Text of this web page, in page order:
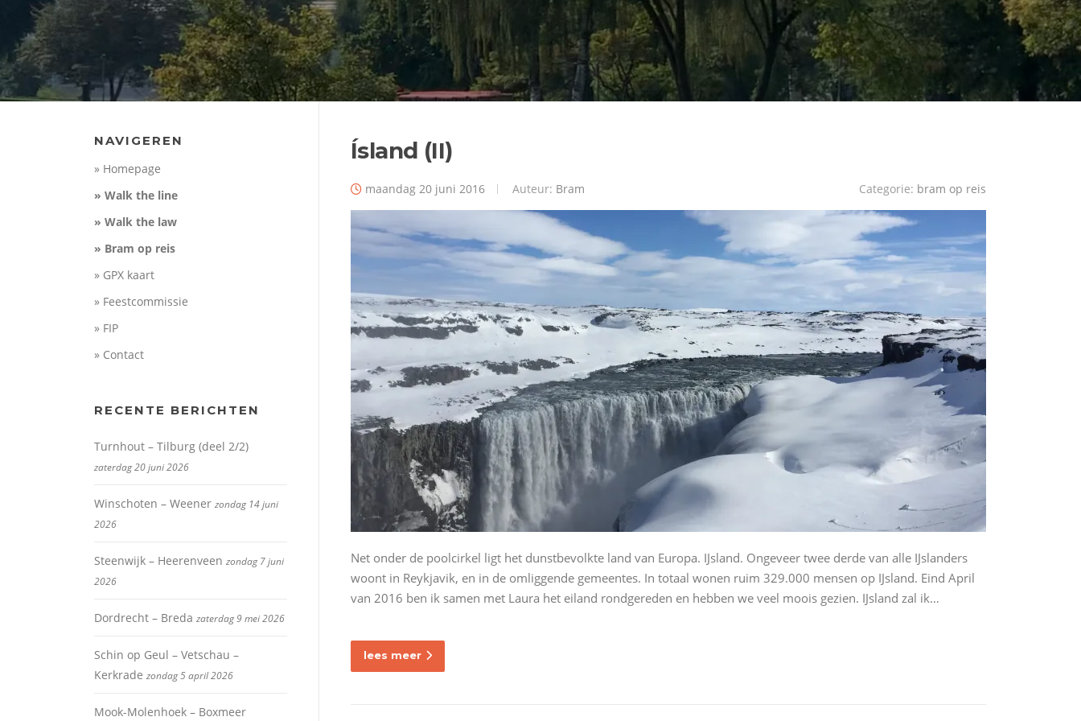
Ísland (II)
maandag 20 juni 2016 Auteur: Bram Categorie: bram op reis
Net onder de poolcirkel ligt het dunstbevolkte land van Europa. IJsland. Ongeveer twee derde van alle IJslanders
woont in Reykjavik, en in de omliggende gemeentes. In totaal wonen ruim 329.000 mensen op IJsland. Eind April
van 2016 ben ik samen met Laura het eiland rondgereden en hebben we veel moois gezien. IJsland zal ik…
lees meer
NAVIGEREN
» Homepage
» Walk the line
» Walk the law
» Bram op reis
» GPX kaart
» Feestcommissie
» FIP
» Contact
RECENTE BERICHTEN
Turnhout – Tilburg (deel 2/2)
zaterdag 20 juni 2026
Winschoten – Weener zondag 14 juni
2026
Steenwijk – Heerenveen zondag 7 juni
2026
Dordrecht – Breda zaterdag 9 mei 2026
Schin op Geul – Vetschau –
Kerkrade zondag 5 april 2026
Mook-Molenhoek – Boxmeer